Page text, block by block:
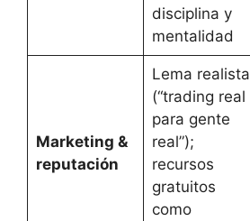
disciplina y
mentalidad
Marketing &
reputación
Lema realista
(“trading real
para gente
real”);
recursos
gratuitos
como